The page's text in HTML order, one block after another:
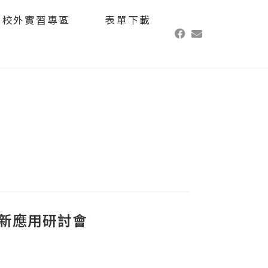
校外實習專區
表單下載
應用研討會